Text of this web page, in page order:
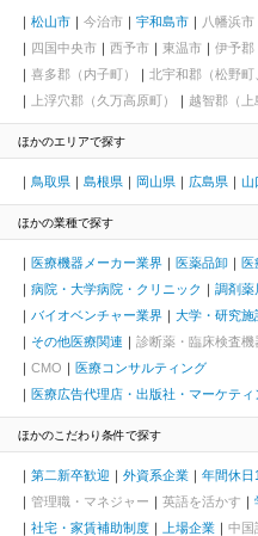
松山市 今治市 宇和島市 八幡浜市
四国中央市
西予市 東温市 伊予郡
喜多郡（内子町）
北宇和郡（松野町
上浮穴郡（久万高原町）
越智郡（上
ほかのエリアで探す
鳥取県 島根県 岡山県 広島県 山
ほかの業種で探す
医療機器メーカー業界 医薬品卸 医
病院・大学病院・クリニック
調剤薬
バイオベンチャー業界
大学・研究施
その他医療関連
診断薬・臨床検査
CMO
医療コンサルティング
医療広告代理店・出版社・マーケティ
ほかのこだわり条件で探す
第二新卒歓迎 外資系企業 年間休日
管理職・マネジャー
英語を活かす
社宅・家賃補助制度
上場企業 中国